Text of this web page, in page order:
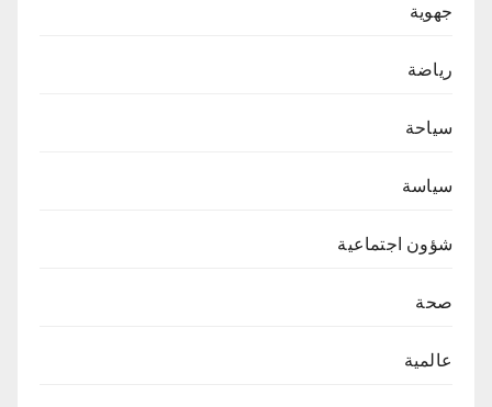
جهوية
رياضة
سياحة
سياسة
شؤون اجتماعية
صحة
عالمية